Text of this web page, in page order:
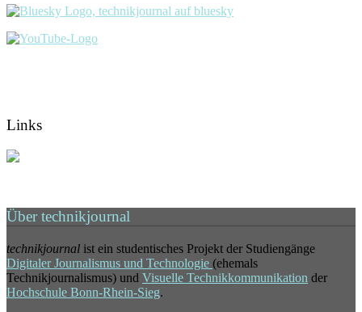
Links
Über technikjournal
technikjournal ist ein studentisches Projekt der Studiengänge
Digitaler Journalismus und Technologie (ehemals
Technikjournalismus) und Visuelle Technikkommunikation der
Hochschule Bonn-Rhein-Sieg.